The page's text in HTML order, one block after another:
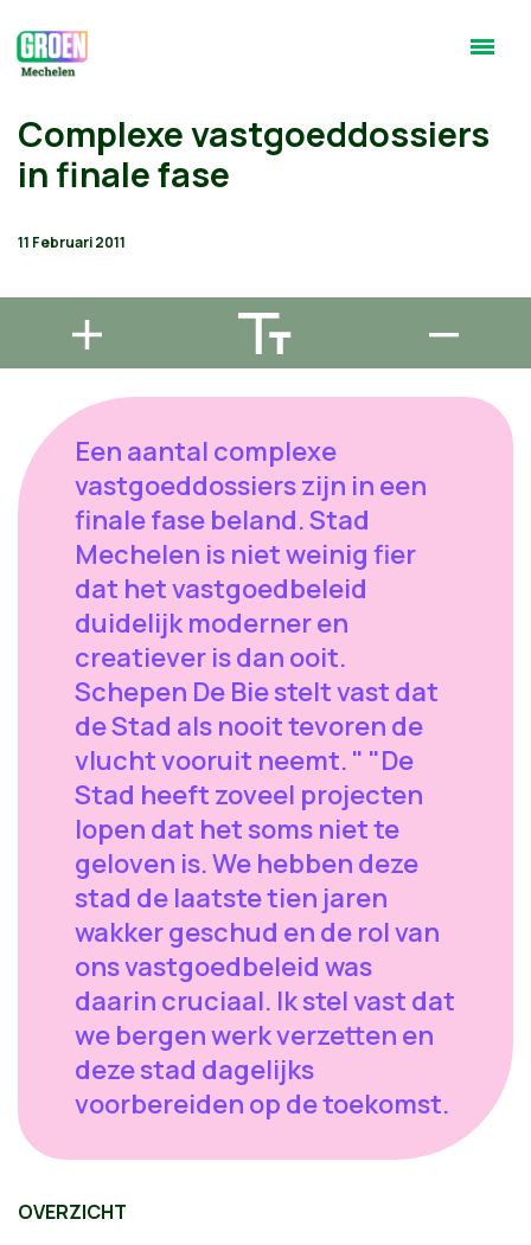
Complexe vastgoeddossiers
in finale fase
11 Februari 2011
Een aantal complexe
vastgoeddossiers zijn in een
finale fase beland. Stad
Mechelen is niet weinig fier
dat het vastgoedbeleid
duidelijk moderner en
creatiever is dan ooit.
Schepen De Bie stelt vast dat
de Stad als nooit tevoren de
vlucht vooruit neemt. " "De
Stad heeft zoveel projecten
lopen dat het soms niet te
geloven is. We hebben deze
stad de laatste tien jaren
wakker geschud en de rol van
ons vastgoedbeleid was
daarin cruciaal. Ik stel vast dat
we bergen werk verzetten en
deze stad dagelijks
voorbereiden op de toekomst.
OVERZICHT